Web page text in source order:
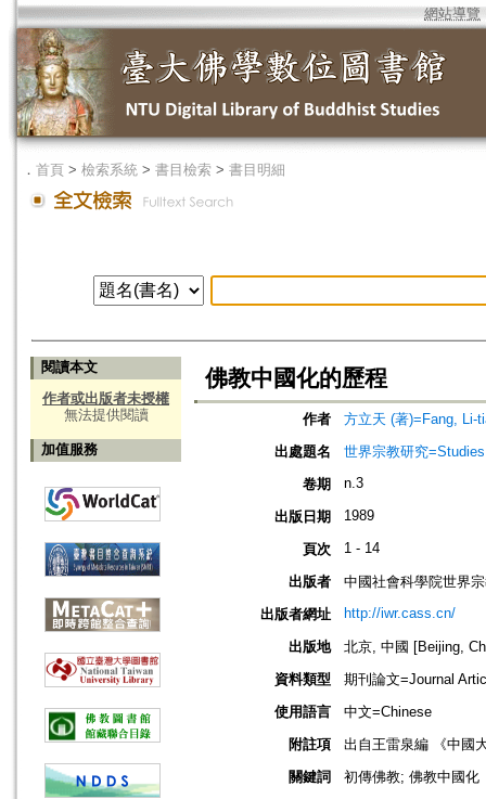
網站導覽
． 首頁 > 檢索系統 > 書目檢索 > 書目明細
閱讀本文
作者或出版者未授權
無法提供閱讀
加值服務
佛教中國化的歷程
作者
方立天 (著)=Fang, Li-
出處題名
世界宗教研究
卷期
n.3
出版日期 1989
頁次 1 - 14
出版者
中國社會科學院世界
出版者網址
http://iwr.cass.cn/
出版地
北京, 中國 [Beijing,
資料類型
期刊論文=Journal
使用語言
中文=Chinese
附註項
出自王雷泉編 《中國
關鍵詞
初傳佛教; 佛教中國化